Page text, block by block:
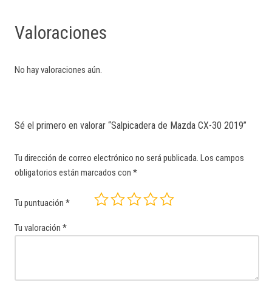
Valoraciones
No hay valoraciones aún.
Sé el primero en valorar “Salpicadera de Mazda CX-30 2019”
Tu dirección de correo electrónico no será publicada. Los campos
obligatorios están marcados con *
Tu puntuación *
Tu valoración *